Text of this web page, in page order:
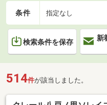
条件 指定なし
検索条件を保存
新
514件が該当しました。